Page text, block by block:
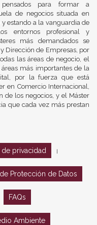
para formar a
de negocios situada en
estando a la vanguardia de
entornos profesional y
más demandados se
Dirección de Empresas, por
las áreas de negocio, el
más importantes de la
por la fuerza que está
en Comercio Internacional,
de los negocios, y el Máster
que cada vez más prestan
de privacidad
Protección de Datos
FAQs
Ambiente